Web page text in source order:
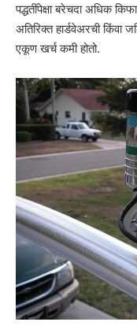
पद्धतींपेक्षा बरेचदा अधिक
अतिरिक्त हार्डवेअरची किंवा
एकूण खर्च कमी होतो.